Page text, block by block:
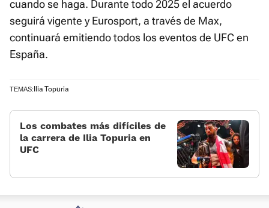
cuando se haga. Durante todo 2025 el acuerdo
seguirá vigente y Eurosport, a través de Max,
continuará emitiendo todos los eventos de UFC en
España.
TEMAS: Ilia Topuria
Los combates más difíciles de
la carrera de Ilia Topuria en
UFC